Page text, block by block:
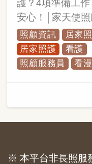
護？4項準備工
安心！│家天使
照顧資訊
居家
居家照護
看護
照顧服務員
看
※ 本平台非長照服